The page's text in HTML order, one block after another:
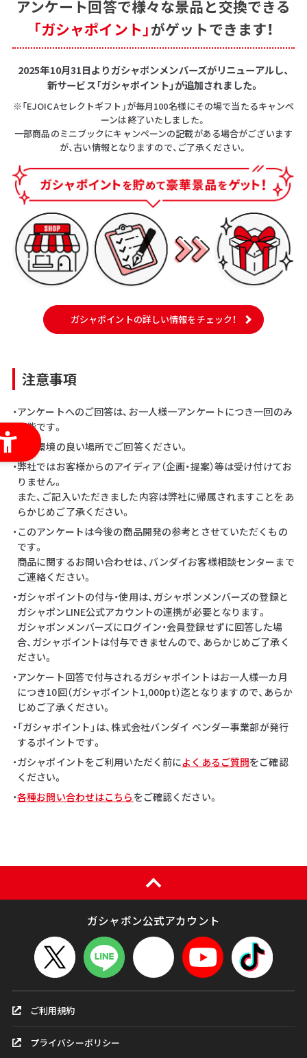
アンケート回答で様々な景品と交換できる
「ガシャポイント」がゲットできます！
2025年10月31日よりガシャポンメンバーズがリニューアルし、
新サービス「ガシャポイント」が追加されました。
※「EJOICAセレクトギフト」が毎月100名様にその場で当たるキャンペ
ーンは終了いたしました。
一部商品のミニブックにキャンペーンの記載がある場合がございます
が、古い情報となりますので、ご了承ください。
ガシャポイントの詳しい情報をチェック！
注意事項
・アンケートへのご回答は、お一人様一アンケートにつき一回のみ
可能です。
・通信環境の良い場所でご回答ください。
・弊社ではお客様からのアイディア（企画・提案）等は受け付けてお
りません。
また、ご記入いただきました内容は弊社に帰属されますことをあ
らかじめご了承ください。
・このアンケートは今後の商品開発の参考とさせていただくもの
です。
商品に関するお問い合わせは、バンダイお客様相談センターまで
ご連絡ください。
・ガシャポイントの付与・使用は、ガシャポンメンバーズの登録と
ガシャポンLINE公式アカウントの連携が必要となります。
ガシャポンメンバーズにログイン・会員登録せずに回答した場
合、ガシャポイントは付与できませんので、あらかじめご了承く
ださい。
・アンケート回答で付与されるガシャポイントはお一人様一カ月
につき10回（ガシャポイント1,000pt）迄となりますので、あらか
じめご了承ください。
・「ガシャポイント」は、株式会社バンダイ ベンダー事業部が発行
するポイントです。
・ガシャポイントをご利用いただく前によくあるご質問をご確認
ください。
・各種お問い合わせはこちら をご確認ください。
ガシャポン公式アカウント
ご利用規約
プライバシーポリシー